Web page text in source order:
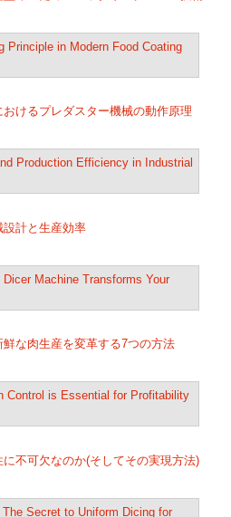
けるプレダスター機械の動作原理
設計と生産効率
な肉生産を変革する7つの方法
不可欠なのか(そしてその実現方法)